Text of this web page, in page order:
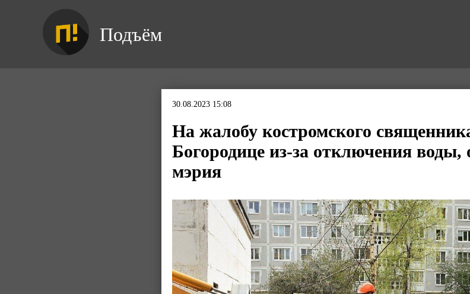
Подъём
30.08.2023 15:08
На жалобу костромского
Богородице из-за отключения воды,
мэрия